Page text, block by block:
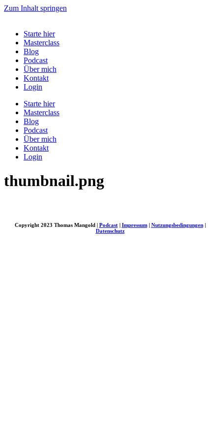
Zum Inhalt springen
Starte hier
Masterclass
Blog
Podcast
Über mich
Kontakt
Login
Starte hier
Masterclass
Blog
Podcast
Über mich
Kontakt
Login
thumbnail.png
Copyright 2023 Thomas Mangold | Podcast| Impressum| Nutzungsbedingungen|
Datenschutz